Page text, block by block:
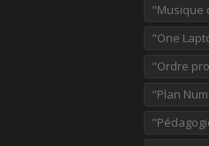
"Musique
"One
"Ordre
"Plan